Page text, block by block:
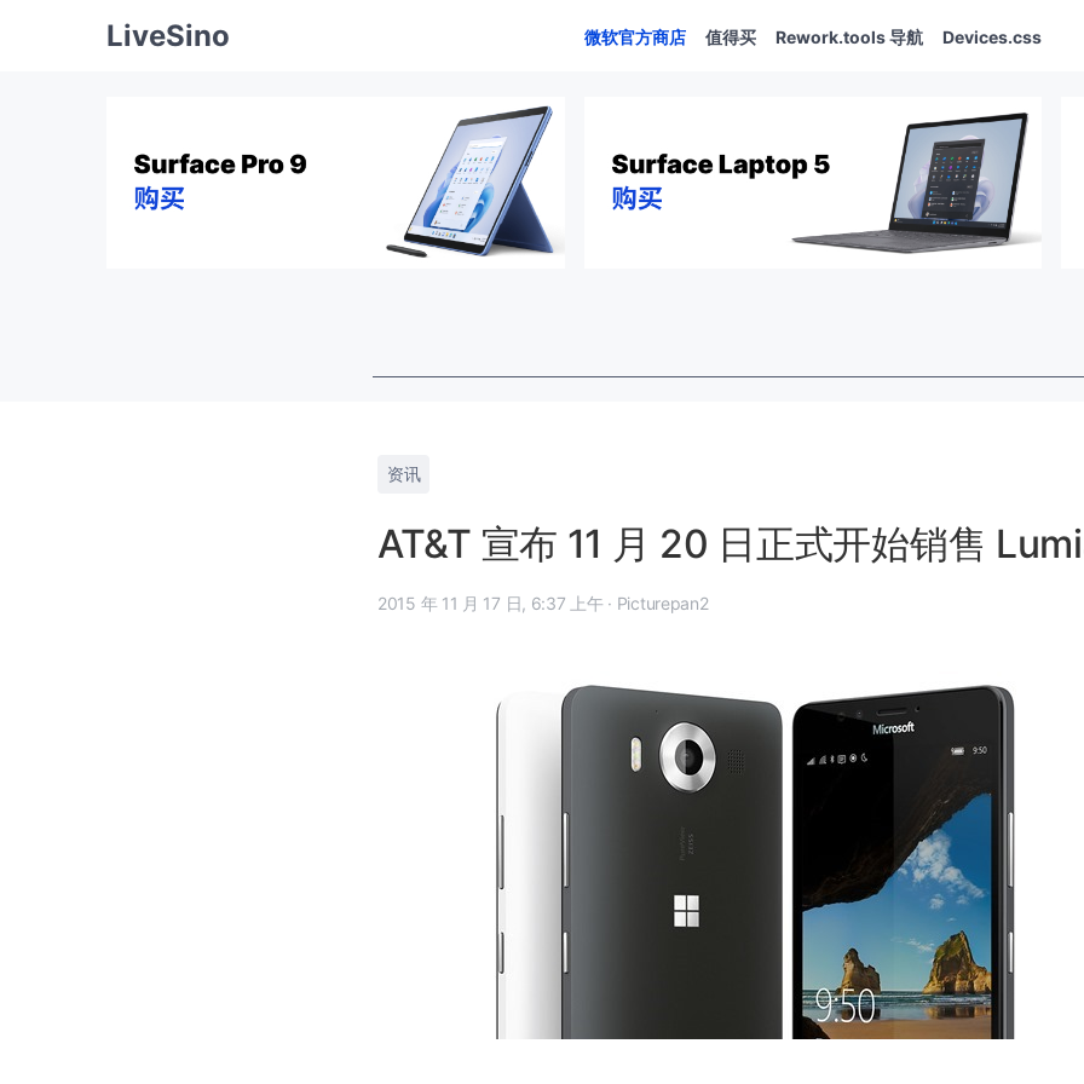
LiveSino 微软官方商店 值得买 Rework.tools 导航 Devices.css
资讯
AT&T 宣布 11 月 20 日正式开始销售
2015 年 11 月 17 日, 6:37 上午 · Picturepan2